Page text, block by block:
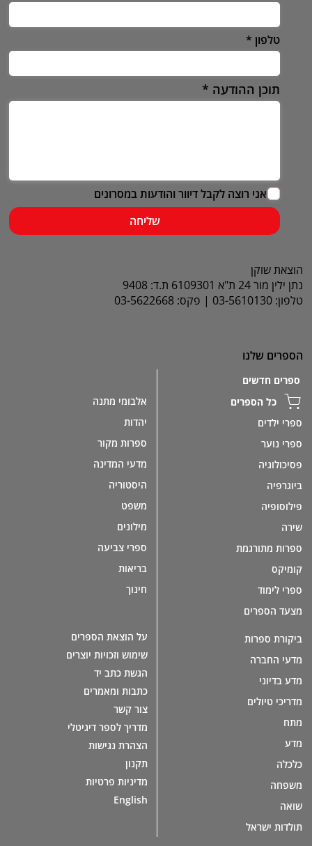
טלפון
תוכן ההודעה
אני רוצה לקבל דיוור והודעות במסרונים
שליחה
הוצאת שוקן
נתן ילין מור 24 ת"א 6109301 ת.ד: 9408
טלפון: 03-5610130 | פקס: 03-5622668
הספרים שלנו
ספרים חדשים
כל הספרים
ספרי ילדים
ספרי נוער
פסיכולוגיה
ביוגרפיה
פילוסופיה
שירה
ספרות מתורגמת
קומיקס
ספרי לימוד
מצעד הספרים
ביקורת ספרות
מדעי החברה
מדע בדיוני
מדריכי טיולים
מתח
מדע
כלכלה
משפחה
שואה
תולדות ישראל
אלבומי מתנה
יהדות
ספרות מקור
מדעי המדינה
היסטוריה
משפט
מילונים
ספרי צביעה
בריאות
חינוך
על הוצאת הספרים
שימוש וזכויות יוצרים
הגשת כתב יד
כתבות ומאמרים
צור קשר
מדריך לספר דיגיטלי
הצהרת נגישות
תקנון
מדיניות פרטיות
English